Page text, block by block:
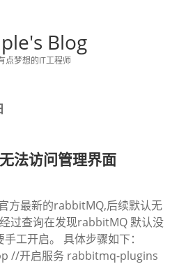
Blog
点梦想的IT工程师
法访问管理界面
方最新的rabbitMQ,后续默认无
过查询在发现rabbitMQ 默认没
工开启。 具体步骤如下：
//开启服务 rabbitmq-plugins